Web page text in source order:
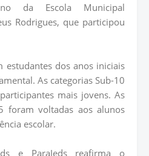
da Escola Municipal
Rodrigues, que participou
estudantes dos anos iniciais
As categorias Sub-10
mais jovens. As
foram voltadas aos alunos
escolar.
e ParaJeds reafirma o